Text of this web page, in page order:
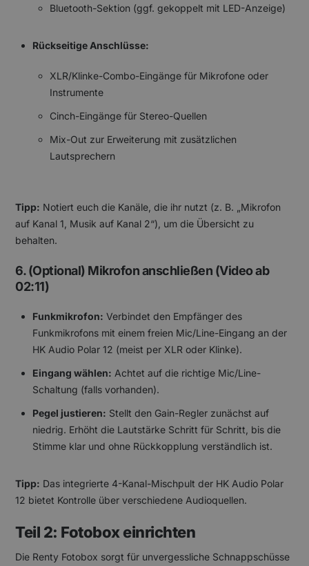
Bluetooth-Sektion (ggf. gekoppelt mit LED-Anzeige)
Rückseitige Anschlüsse:
XLR/Klinke-Combo-Eingänge für Mikrofone oder
Instrumente
Cinch-Eingänge für Stereo-Quellen
Mix-Out zur Erweiterung mit zusätzlichen
Lautsprechern
Tipp: Notiert euch die Kanäle, die ihr nutzt (z. B. „Mikrofon
auf Kanal 1, Musik auf Kanal 2“), um die Übersicht zu
behalten.
6. (Optional) Mikrofon anschließen (Video ab
02:11)
Funkmikrofon: Verbindet den Empfänger des
Funkmikrofons mit einem freien Mic/Line-Eingang an der
HK Audio Polar 12 (meist per XLR oder Klinke).
Eingang wählen: Achtet auf die richtige Mic/Line-
Schaltung (falls vorhanden).
Pegel justieren: Stellt den Gain-Regler zunächst auf
niedrig. Erhöht die Lautstärke Schritt für Schritt, bis die
Stimme klar und ohne Rückkopplung verständlich ist.
Tipp: Das integrierte 4-Kanal-Mischpult der HK Audio Polar
12 bietet Kontrolle über verschiedene Audioquellen.
Teil 2: Fotobox einrichten
Die Renty Fotobox sorgt für unvergessliche Schnappschüsse